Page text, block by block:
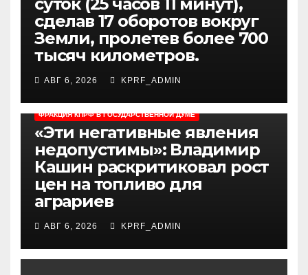
сделав 17 оборотов вокруг
Земли, пролетев более 700
тысяч километров.
АВГ 6, 2026 KPRF_ADMIN
ФРАКЦИЯ КПРФ В ГОСУДАРСТВЕННОЙ ДУМЕ
«Эти негативные явления
недопустимы»: Владимир
Кашин раскритиковал рост
цен на топливо для
аграриев
АВГ 6, 2026 KPRF_ADMIN
ВЫБОРЫ 2026 Г.А.ЗЮГАНОВ НОВОСТИ ПАРТИИ
НОВОСТИ РОССИИ